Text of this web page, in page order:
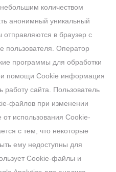
количеством
анонимный уникальный
в браузер с
пользователя. Оператор
программы для обработки
помощи Сookie информация
работу сайта. Пользователь
файлов при изменении
от использования Сookie-
с тем, что некоторые
ему недоступны для
Cookie-файлы и